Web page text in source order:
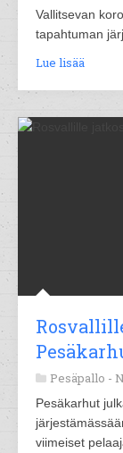
Vallitsevan
tapahtuman
Lue lisää
Pesäpallo -
Pesäkarhut
viimeiset